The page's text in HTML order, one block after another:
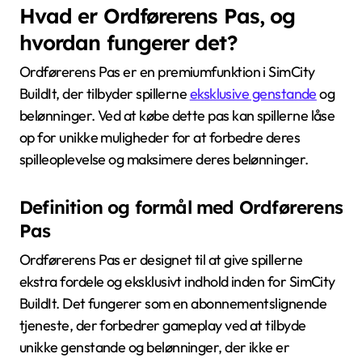
Hvad er Ordførerens Pas, og
hvordan fungerer det?
Ordførerens Pas er en premiumfunktion i SimCity
BuildIt, der tilbyder spillerneeksklusive genstandeog
belønninger. Ved at købe dette pas kan spillerne låse
op for unikke muligheder for at forbedre deres
spilleoplevelse og maksimere deres belønninger.
Definition og formål med Ordførerens
Pas
Ordførerens Pas er designet til at give spillerne
ekstra fordele og eksklusivt indhold inden for SimCity
BuildIt. Det fungerer som en abonnementslignende
tjeneste, der forbedrer gameplay ved at tilbyde
unikke genstande og belønninger, der ikke er